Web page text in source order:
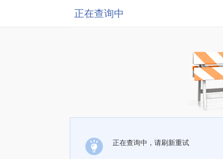
正在查询中
正在查询中，请刷新重试